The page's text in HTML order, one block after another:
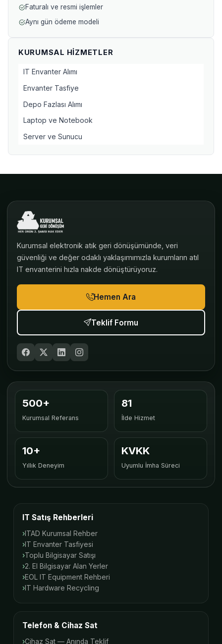
Faturalı ve resmi işlemler
Aynı gün ödeme modeli
KURUMSAL HIZMETLER
IT Envanter Alımı
Envanter Tasfiye
Depo Fazlası Alımı
Laptop ve Notebook
Server ve Sunucu
Kurumsal elektronik atık geri dönüşümünde, veri
güvenliği ve değer odaklı yaklaşımımızla kurumların atıl
IT envanterini hızla nakde dönüştürüyoruz.
Hemen Ara
Teklif Formu
500+
Kurumsal Referans
81
İlde Hizmet
10+
Yıllık Deneyim
KVKK
Uyumlu İmha Süreci
IT Satış Rehberleri
ITAD Kurumsal Rehber
IT Envanter Tasfiyesi
Toplu Bilgisayar Satışı
2. El Bilgisayar Alan Yerler
EOL IT Equipment Rehberi
IT Hardware Recycling
Telefon & Cihaz Sat
Cihaz Sat — Anında Teklif